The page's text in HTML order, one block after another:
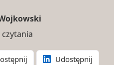
Udostępnij